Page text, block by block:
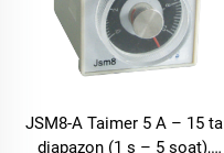
JSM8-A Taimer 5 A – 15 ta
diapazon (1 s – 5 soat),